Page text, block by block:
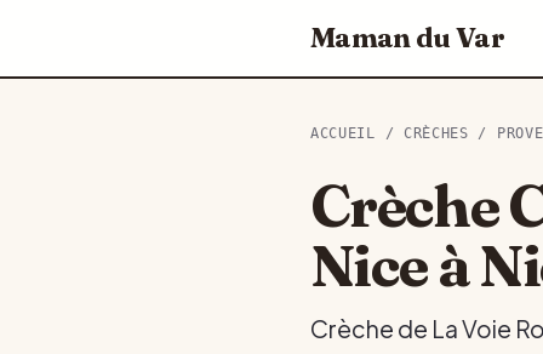
Maman du Var
ACCUEIL / CRÈCHES /
Crèche
Nice à
Crèche de La Voie